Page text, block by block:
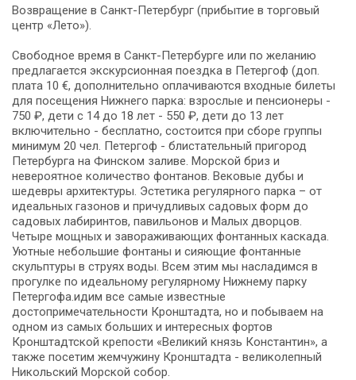
Возвращение в Санкт-Петербург (прибытие в торговый
центр «Лето»).
Свободное время в Санкт-Петербурге или по желанию
предлагается экскурсионная поездка в Петергоф (доп.
плата 10 €, дополнительно оплачиваются входные билеты
для посещения Нижнего парка: взрослые и пенсионеры -
750 ₽, дети с 14 до 18 лет - 550 ₽, дети до 13 лет
включительно - бесплатно, состоится при сборе группы
минимум 20 чел. Петергоф - блистательный пригород
Петербурга на Финском заливе. Морской бриз и
невероятное количество фонтанов. Вековые дубы и
шедевры архитектуры. Эстетика регулярного парка – от
идеальных газонов и причудливых садовых форм до
садовых лабиринтов, павильонов и Малых дворцов.
Четыре мощных и завораживающих фонтанных каскада.
Уютные небольшие фонтаны и сияющие фонтанные
скульптуры в струях воды. Всем этим мы насладимся в
прогулке по идеальному регулярному Нижнему парку
Петергофа.идим все самые известные
достопримечательности Кронштадта, но и побываем на
одном из самых больших и интересных фортов
Кронштадтской крепости «Великий князь Константин», а
также посетим жемчужину Кронштадта - великолепный
Никольский Морской собор.